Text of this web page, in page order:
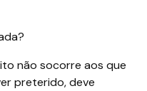
não socorre aos que
preterido, deve